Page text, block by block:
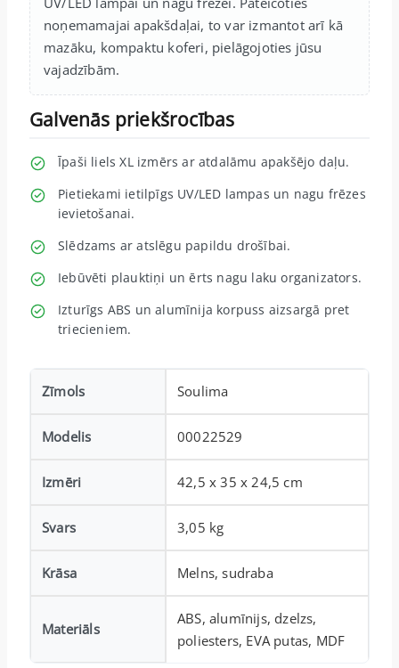
noņemamajai apakšdaļai, to var izmantot arī kā
mazāku, kompaktu koferi, pielāgojoties jūsu
vajadzībām.
Galvenās priekšrocības
Īpaši liels XL izmērs ar atdalāmu apakšējo daļu.
Pietiekami ietilpīgs UV/LED lampas un nagu frēzes
ievietošanai.
Slēdzams ar atslēgu papildu drošībai.
Iebūvēti plauktiņi un ērts nagu laku organizators.
Izturīgs ABS un alumīnija korpuss aizsargā pret
triecieniem.
Zīmols Soulima
Modelis 00022529
Izmēri 42,5 x 35 x 24,5 cm
Svars 3,05 kg
Krāsa Melns, sudraba
Materiāls
ABS, alumīnijs, dzelzs,
poliesters, EVA putas, MDF